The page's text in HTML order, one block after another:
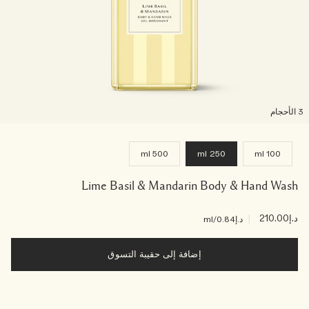
100 ml
250 ml
500 ml
Lime Basil & Mandarin Body & Hand Wash
د.إ210.00 د.إ0.84 /ml
إضافة إلى حقيبة التسوق